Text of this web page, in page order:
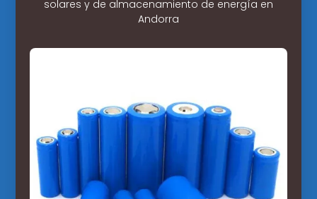
solares y de almacenamiento de energía en
Andorra